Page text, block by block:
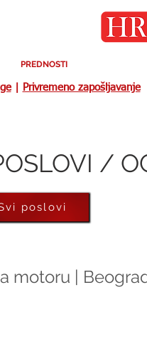
PREDNOSTI
| Privremeno zapošljavanje
/
motoru |
poslovi